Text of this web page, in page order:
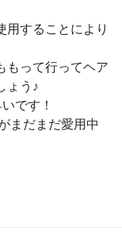
用することにより
もって行ってヘア
ょう♪
です！
まだまだ愛用中